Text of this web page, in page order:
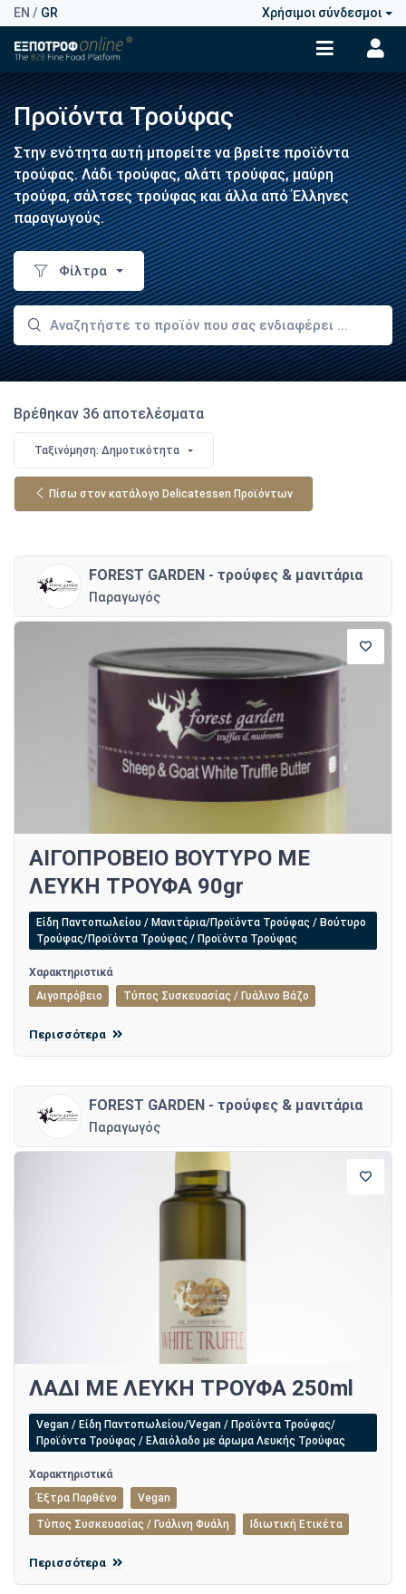
EN / GR Χρήσιμοι σύνδεσμοι
Προϊόντα Τρούφας
Στην ενότητα αυτή μπορείτε να βρείτε προϊόντα
τρούφας. Λάδι τρούφας, αλάτι τρούφας, μαύρη
τρούφα, σάλτσες τρούφας και άλλα από Έλληνες
παραγωγούς.
Φίλτρα
Βρέθηκαν 36 αποτελέσματα
Ταξινόμηση: Δημοτικότητα
Πίσω στον κατάλογο Delicatessen Προϊόντων
FOREST GARDEN - τρούφες & μανιτάρια
Παραγωγός
ΑΙΓΟΠΡΟΒΕΙΟ ΒΟΥΤΥΡΟ ΜΕ
ΛΕΥΚΗ ΤΡΟΥΦΑ 90gr
Είδη Παντοπωλείου / Μανιτάρια/Προϊόντα Τρούφας / Βούτυρο
Τρούφας/Προϊόντα Τρούφας / Προϊόντα Τρούφας
Χαρακτηριστικά
Αιγοπρόβειο
Τύπος Συσκευασίας / Γυάλινο Βάζο
Περισσότερα
FOREST GARDEN - τρούφες & μανιτάρια
Παραγωγός
ΛΑΔΙ ΜΕ ΛΕΥΚΗ ΤΡΟΥΦΑ 250ml
Vegan / Είδη Παντοπωλείου/Vegan / Προϊόντα Τρούφας/
Προϊόντα Τρούφας / Ελαιόλαδο με άρωμα Λευκής Τρούφας
Χαρακτηριστικά
Έξτρα Παρθένο
Vegan
Τύπος Συσκευασίας / Γυάλινη Φυάλη Ιδιωτική Ετικέτα
Περισσότερα